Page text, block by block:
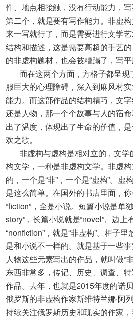
件、地点相接触，没有行动能力，写
第二个，就是要有写作能力。非虚
来一写就行了，而是需要进行文学艺
结构和描述，这是需要高超的手艺
的非虚构题材，也会被糟蹋了，写平
而在这两个方面，方格子都呈现
服巨大的心理障碍，深入到麻风村
能力。而这部作品的结构精巧，文
还是人物，那一个个故事与人的宿
出了温度，体现出了生命的价值，
欢之歌。
非虚构与虚构是相对立的，文学
构文学，一种是非虚构文学。非虚
的，一个是“非”，一个是“虚构”。虚
是这么简单。在国外的书店里面，你
“fiction”，全是小说。短篇小说是单
story”，长篇小说就是“novel”。边
“nonfiction”，就是“非虚构”。柜子里
是和小说不一样的。就是基于一些
人物这些元素写出的作品，就叫做“
东西非常多，传记、历史、调查、
作品。去年，也就是2015年度的诺
俄罗斯的非虚构作家斯维特兰娜·阿
持续关注俄罗斯历史和现实的作家